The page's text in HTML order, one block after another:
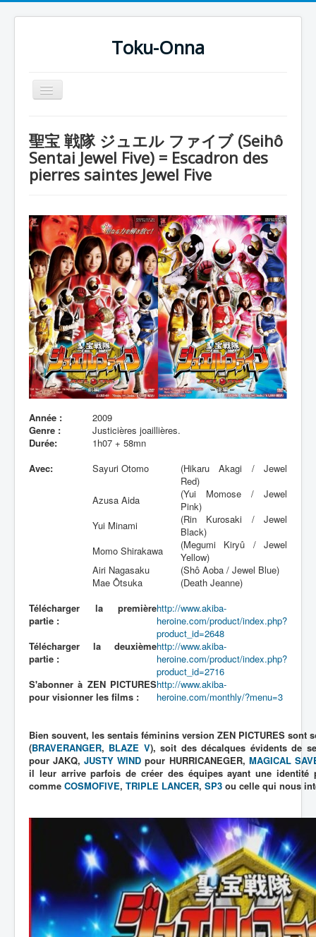
Toku-Onna
Basculer
la
Toku-Actrices
Toku-Critiques
Films
COSAA
Dessins
Artiste Asperger
Lexique
聖宝 戦隊 ジュエル ファイブ (Seihô
Sentai Jewel Five) = Escadron des
pierres saintes Jewel Five
Année :
2009
Genre :
Justicières joaillières.
Durée:
1h07 + 58mn
Avec:
Sayuri Otomo
(Hikaru Akagi / Jewel
Red)
Azusa Aida
(Yui Momose / Jewel
Pink)
Yui Minami
(Rin Kurosaki / Jewel
Black)
Momo Shirakawa
(Megumi Kiryû / Jewel
Yellow)
Airi Nagasaku
(Shô Aoba / Jewel Blue)
Mae Ôtsuka
(Death Jeanne)
Télécharger la première
partie :
http://www.akiba-
heroine.com/product/index.php?
product_id=2648
Télécharger la deuxième
partie :
http://www.akiba-
heroine.com/product/index.php?
product_id=2716
S'abonner à ZEN PICTURES
pour visionner les films :
http://www.akiba-
heroine.com/monthly/?menu=3
Bien souvent, les sentais féminins version ZEN PICTURES sont
(BRAVERANGER, BLAZE V), soit des décalques évidents de
pour JAKQ,JUSTY WIND pour HURRICANEGER, MAGICAL
il leur arrive parfois de créer des équipes ayant une identité
comme COSMOFIVE, TRIPLE LANCER, SP3 ou celle qui nous